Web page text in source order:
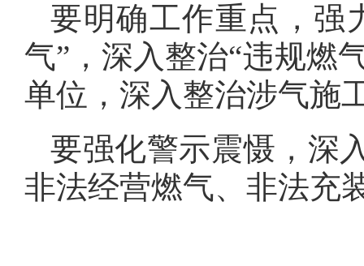
要明确工作重点，强
气”，深入整治“违规燃
单位，深入整治涉气施
要强化警示震慑，深
非法经营燃气、非法充